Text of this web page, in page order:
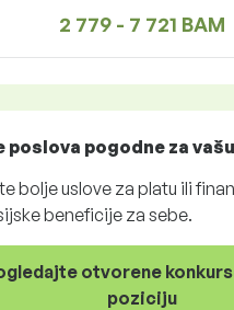
2 779 - 7 721 BAM
poslova pogodne za
bolje uslove za platu ili
beneficije za sebe.
otvorene
poziciju